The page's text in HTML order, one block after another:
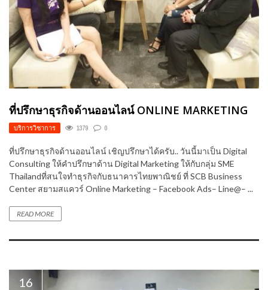
ที่ปรึกษาธุรกิจด้านออนไลน์ ONLINE MARKETING
บริการวิชาการ 1379 0
ที่ปรึกษาธุรกิจด้านออนไลน์ เชิญปรึกษาได้ครับ.. วันนี้มาเป็น Digital
Consulting ให้คำปรึกษาด้าน Digital Marketing ให้กับกลุ่ม SME
Thailandที่สนใจทำธุรกิจกับธนาคารไทยพาณิชย์ ที่ SCB Business
Center สยามสแควร์ Online Marketing – Facebook Ads– Line@– ...
READ MORE
16